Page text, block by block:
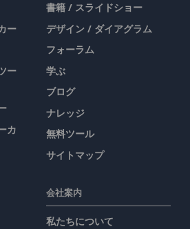
ー
ー
カ
書籍 / スライドショー
デザイン / ダイアグラム
フォーラム
学ぶ
ブログ
ナレッジ
無料ツール
サイトマップ
会社案内
私たちについて